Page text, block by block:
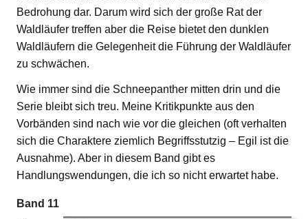
Bedrohung dar. Darum wird sich der große Rat der
Waldläufer treffen aber die Reise bietet den dunklen
Waldläufern die Gelegenheit die Führung der Waldläufer
zu schwächen.
Wie immer sind die Schneepanther mitten drin und die
Serie bleibt sich treu. Meine Kritikpunkte aus den
Vorbänden sind nach wie vor die gleichen (oft verhalten
sich die Charaktere ziemlich Begriffsstutzig – Egil ist die
Ausnahme). Aber in diesem Band gibt es
Handlungswendungen, die ich so nicht erwartet habe.
Band 11